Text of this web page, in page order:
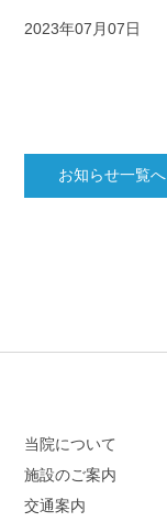
2023年07月07日
お知らせ一覧へ
当院について
施設のご案内
交通案内